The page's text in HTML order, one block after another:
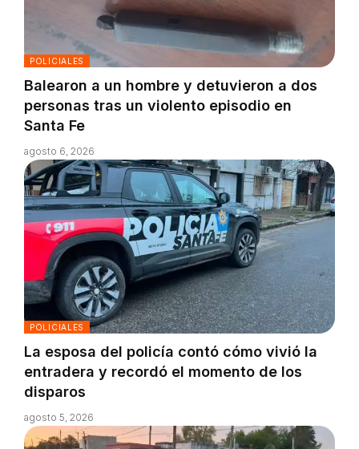
POLICIALES
Balearon a un hombre y detuvieron a dos
personas tras un violento episodio en
Santa Fe
agosto 6, 2026
POLICIALES
La esposa del policía contó cómo vivió la
entradera y recordó el momento de los
disparos
agosto 5, 2026